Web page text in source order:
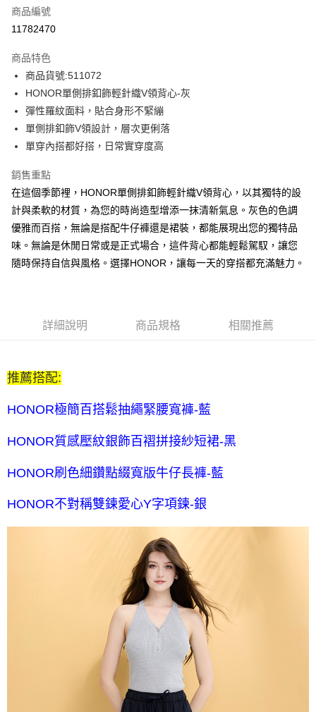
超商取貨付款
Apple Pay
街口支付
悠遊付
Google Pay
ATM付款
運送方式
全家取貨付款 -訂單滿 $2000 元即享免運服務，未滿則另收
$80 元物流費用。
每筆NT$80，滿NT$2,000(含以上)免運費
每筆NT$80，滿NT$2,000(含以上)免運費
元物流費
$80 元物流費
流費
商品編號
11782470
商品特色
商品貨號:511072
HONOR單側排釦飾輕針織V領背心-灰
彈性羅紋面料，貼合身形不緊繃
單側排釦飾V領設計，層次更俐落
單穿內搭都好搭，日常實穿度高
銷售重點
在這個季節裡，HONOR單側排釦飾輕針織V領背心，以其獨特的設
計與柔軟的材質，為您的時尚造型增添一抹清新氣息。灰色的色調
優雅而百搭，無論是搭配牛仔褲還是裙裝，都能展現出您的獨特品
味。無論是休閒日常或是正式場合，這件背心都能輕鬆駕馭，讓您
隨時保持自信與風格。選擇HONOR，讓每一天的穿搭都充滿魅力。
詳細說明 商品規格 相關推薦
推薦搭配:
HONOR極簡百搭鬆抽繩緊腰寬褲-藍
HONOR質感壓紋銀飾百褶拼接紗短裙-黑
HONOR刷色細鑽點綴寬版牛仔長褲-藍
HONOR不對稱雙鍊愛心Y字項鍊-銀